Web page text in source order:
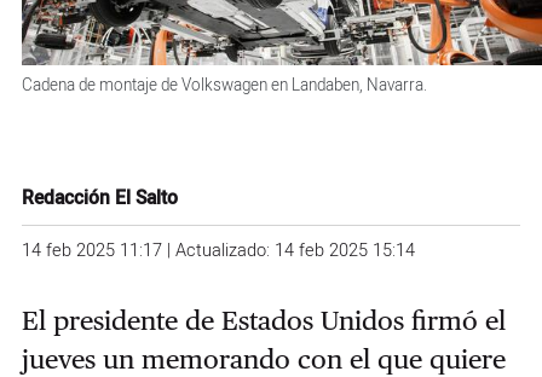
Cadena de montaje de Volkswagen en Landaben, Navarra.
Redacción El Salto
14 feb 2025 11:17 | Actualizado: 14 feb 2025 15:14
El presidente de Estados Unidos firmó el
jueves un memorando con el que quiere